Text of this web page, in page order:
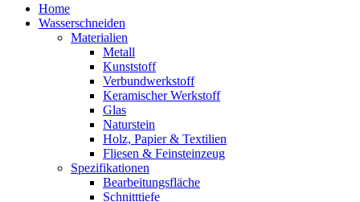
Home
Wasserschneiden
Materialien
Metall
Kunststoff
Verbundwerkstoff
Keramischer Werkstoff
Glas
Naturstein
Holz, Papier & Textilien
Fliesen & Feinsteinzeug
Spezifikationen
Bearbeitungsfläche
Schnitttiefe